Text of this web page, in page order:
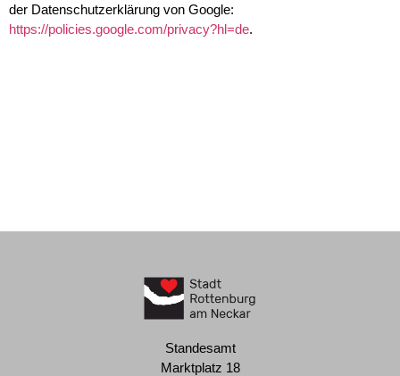
der Datenschutzerklärung von Google:
https://policies.google.com/privacy?hl=de.
Standesamt
Marktplatz 18